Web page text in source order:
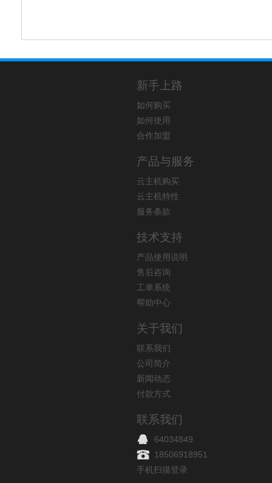
新手上路
如何购买
如何使用
合作加盟
产品与服务
云主机购买
云主机特性
服务条款
技术支持
产品使用说明
售后咨询
工单系统
帮助中心
关于我们
联系我们
公司简介
新闻动态
付款方式
联系我们
64034849
18506918951
手机扫描登录